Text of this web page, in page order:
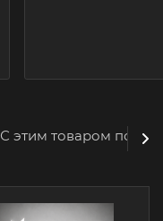
С этим товаром